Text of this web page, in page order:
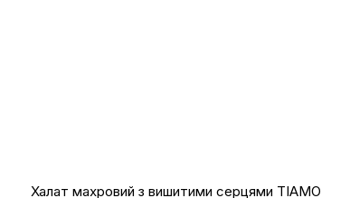
Халат махровий з вишитими серцями TIAMO